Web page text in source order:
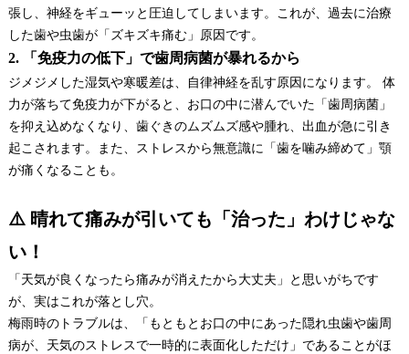
張し、神経をギューッと圧迫してしまいます。これが、過去に治療
した歯や虫歯が「ズキズキ痛む」原因です。
2. 「免疫力の低下」で歯周病菌が暴れるから
ジメジメした湿気や寒暖差は、自律神経を乱す原因になります。 体
力が落ちて免疫力が下がると、お口の中に潜んでいた「歯周病菌」
を抑え込めなくなり、歯ぐきのムズムズ感や腫れ、出血が急に引き
起こされます。また、ストレスから無意識に「歯を噛み締めて」顎
が痛くなることも。
⚠️ 晴れて痛みが引いても「治った」わけじゃな
い！
「天気が良くなったら痛みが消えたから大丈夫」と思いがちです
が、実はこれが落とし穴。
梅雨時のトラブルは、「もともとお口の中にあった隠れ虫歯や歯周
病が、天気のストレスで一時的に表面化しただけ」であることがほ